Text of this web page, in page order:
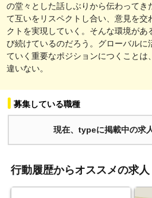
の堂々とした話しぶりから伝わってき
て互いをリスペクトし合い、意見を
クトを実現していく。そんな環境があ
び続けているのだろう。グローバルに
ていく重要なポジションにつくことは
違いない。
募集している職種
現在、typeに掲載中の求
行動履歴からオススメの求人